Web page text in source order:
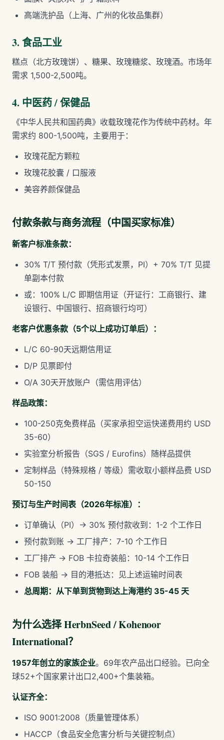
高端洗护品（上海、广州的化妆品集群）
3. 食品工业
糕点（北方玫瑰饼）、糖果、玫瑰糖浆、玫瑰酒。市场年
需求 1,500-2,500吨。
4. 中医药 / 保健品
《中华人民共和国药典》收载玫瑰花作为传统中药材。年
需求约 800-1,500吨，主要用于：
玫瑰花配方颗粒
玫瑰花胶囊 / 口服液
美容养颜保健品
付款条款与商务流程（中国买家标准）
新客户标准条款：
30% T/T 预付款（凭形式发票，PI）+ 70% T/T 见提
单副本付款
或：100% L/C 即期信用证（开证行：工商银行、建
设银行、中国银行、招商银行均可）
老客户优惠条款（5个以上成功订单后）：
L/C 60-90天远期信用证
D/P 见票即付
O/A 30天开放账户（需信用评估）
样品政策：
100-250克免费样品（买家承担空运快递费用约 USD
35-60）
实验室分析报告（SGS / Eurofins）随样品提供
定制样品（特殊规格 / 等级）需收取小额样品费 USD
50-150
预订与生产时间表（2026年标准）：
订单确认（PI）→ 30% 预付款收到：1-2 个工作日
预付款到账 → 工厂排产：7-10 个工作日
工厂排产 → FOB 卡拉奇装船：10-14 个工作日
FOB 装船 → 目的港抵达：见上述运输时间表
总周期：从下单到货物到达上海港约 35-45 天
为什么选择 HerbnSeed / Kohenoor
International？
1957年创立的家族企业。69年农产品出口经验。已向全
球52+个国家累计出口2,400+个集装箱。
认证齐全：
ISO 9001:2008（质量管理体系）
HACCP（食品安全危害分析与关键控制点）